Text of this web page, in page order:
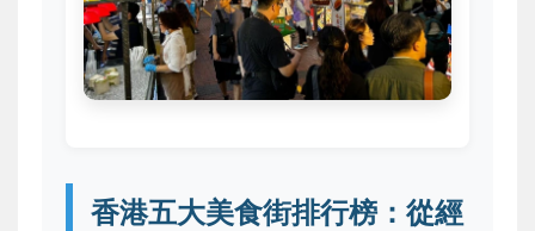
香港五大美食街排行榜：從經